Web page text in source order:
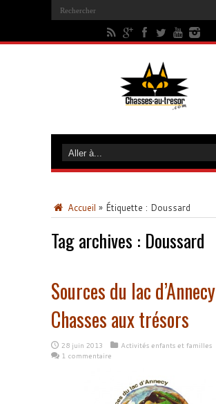
Accueil » Étiquette : Doussard
Tag archives : Doussard
Sources du lac
Chasses aux trésors
28 juin 2013
Activités enfants et familles
1 commentaire